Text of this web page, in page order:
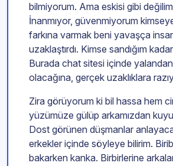
bilmiyorum. Ama eskisi gibi değilim
İnanmıyor, güvenmiyorum
farkına varmak beni yavaşça
uzaklaştırdı. Kimse sandığım
Burada chat sitesi içinde yalandan
olacağına, gerçek uzaklıklara
Zira görüyorum ki bil hassa hem
yüzümüze gülüp arkamızdan
Dost görünen düşmanlar
erkekler içinde söyleye bilirim.
bakarken kanka. Birbirlerine